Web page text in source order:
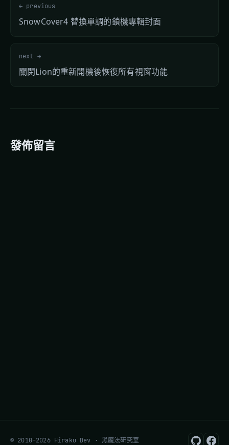
← previous
SnowCover4 替換單調的鎖機專輯封面
next →
關閉Lion的重新開機後恢復所有視窗功能
發佈留言
© 2010–2026 Hiraku Dev · 黑魔法研究室